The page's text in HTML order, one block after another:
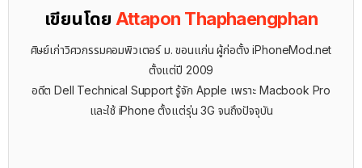
เขียนโดย Attapon Thaphaengphan
ศิษย์เก่าวิศวกรรมคอมพิวเตอร์ ม. ขอนแก่น ผู้ก่อตั้ง iPhoneMod.net
ตั้งแต่ปี 2009
อดีต Dell Technical Support รู้จัก ​Apple เพราะ Macbook Pro
และใช้ iPhone ตั้งแต่รุ่น 3G จนถึงปัจจุบัน